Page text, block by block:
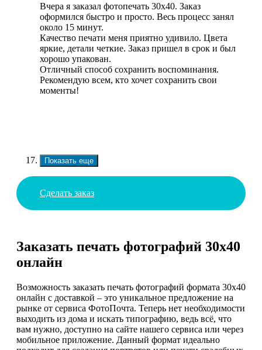
Вчера я заказал фотопечать 30х40. Заказ
оформился быстро и просто. Весь процесс занял
около 15 минут.
Качество печати меня приятно удивило. Цвета
яркие, детали четкие. Заказ пришел в срок и был
хорошо упакован.
Отличный способ сохранить воспоминания.
Рекомендую всем, кто хочет сохранить свои
моменты!
Показать еще
Сделать заказ
Заказать печать фотографий 30х40
онлайн
Возможность заказать печать фотографий формата 30х40
онлайн с доставкой – это уникальное предложение на
рынке от сервиса ФотоПочта. Теперь нет необходимости
выходить из дома и искать типографию, ведь всё, что
вам нужно, доступно на сайте нашего сервиса или через
мобильное приложение. Данный формат идеально